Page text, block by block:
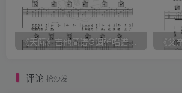
《天际》吉他简谱G调弹唱谱（姜玉阳）
评论 抢沙发